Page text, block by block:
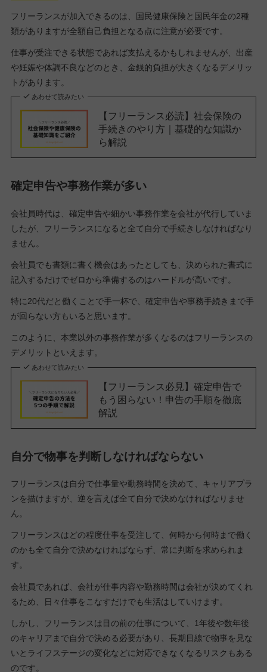
フリーランスが加入できるのは、国民健康保険と国民年金の2種
類がありますが全額自己負担となる点に注意が必要です。
仕事が受注できる状態であれば支払えるかもしれませんが、出産
や妊娠や体調不良などのとき、金銭的負担が大きくなるデメリッ
トがあります。
あわせて読みたい
【フリーランス必読】社会保険の
手続きのやり方｜基礎的な知識か
ら解説
確定申告や事務作業が多い
会社員時代は、確定申告や細かい事務作業を会社が代行していま
したが、フリーランスになると全て自分で手続きしなければなり
ません。
会社員でも書類に書く機会はあったとしても、決められた書式に
記入するだけでゼロから準備するのはハードルが高いです。
特に20代だと働くことで手一杯で、確定申告や事務手続きまで手
が回らない方もいると思います。
このように、本業以外の事務作業が多くなるのはフリーランスの
デメリットといえます。
あわせて読みたい
【フリーランス必見】確定申告で
もう困らない！申告の手順を徹底
解説
自分で物事を判断しなければならない
フリーランスは自分で仕事量や勤務時間を決めて、キャリアプラ
ンを描けますが、逆を言えば全て自分で決めなければなりませ
ん。
フリーランスはどの程度仕事を受注して、何時から何時まで働く
のかも全て自分で決めなければならず、常に判断を求められま
す。
会社員であれば、会社が仕事内容や勤務時間は会社が決めてくれ
るため、日々仕事をこなすだけでも生活はしていけます。
しかし、フリーランスは目の前の仕事について、1年後や数年後
のキャリアまで自分で決める必要があり、長期目線で物事を見な
いとライフステージの変化などに対応できなくなるリスクもある
のです。